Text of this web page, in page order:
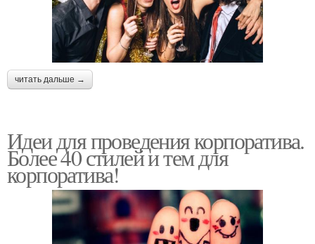
читать дальше →
Идеи для проведения корпоратива.
Более 40 стилей и тем для
корпоратива!